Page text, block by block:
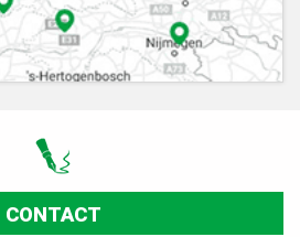
CONTACT